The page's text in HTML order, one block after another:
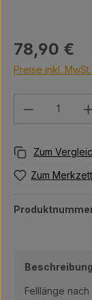
Regulärer Preis:
78,90 €
Preise inkl.
Produkt
Zum
Beschreibung
Felllänge